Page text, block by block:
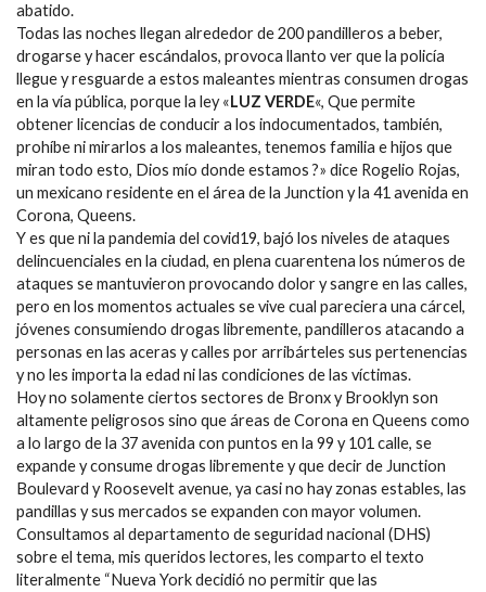
abatido.
Todas las noches llegan alrededor de 200 pandilleros a beber,
drogarse y hacer escándalos, provoca llanto ver que la policía
llegue y resguarde a estos maleantes mientras consumen drogas
en la vía pública, porque la ley «LUZ VERDE«, Que permite
obtener licencias de conducir a los indocumentados, también,
prohíbe ni mirarlos a los maleantes, tenemos familia e hijos que
miran todo esto, Dios mío donde estamos ?» dice Rogelio Rojas,
un mexicano residente en el área de la Junction y la 41 avenida en
Corona, Queens.
Y es que ni la pandemia del covid19, bajó los niveles de ataques
delincuenciales en la ciudad, en plena cuarentena los números de
ataques se mantuvieron provocando dolor y sangre en las calles,
pero en los momentos actuales se vive cual pareciera una cárcel,
jóvenes consumiendo drogas libremente, pandilleros atacando a
personas en las aceras y calles por arribárteles sus pertenencias
y no les importa la edad ni las condiciones de las víctimas.
Hoy no solamente ciertos sectores de Bronx y Brooklyn son
altamente peligrosos sino que áreas de Corona en Queens como
a lo largo de la 37 avenida con puntos en la 99 y 101 calle, se
expande y consume drogas libremente y que decir de Junction
Boulevard y Roosevelt avenue, ya casi no hay zonas estables, las
pandillas y sus mercados se expanden con mayor volumen.
Consultamos al departamento de seguridad nacional (DHS)
sobre el tema, mis queridos lectores, les comparto el texto
literalmente “Nueva York decidió no permitir que las